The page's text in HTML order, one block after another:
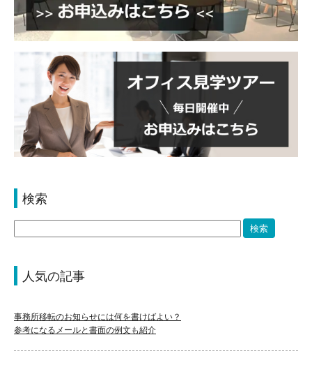
検索
人気の記事
事務所移転のお知らせには何を書けばよい？
参考になるメールと書面の例文も紹介